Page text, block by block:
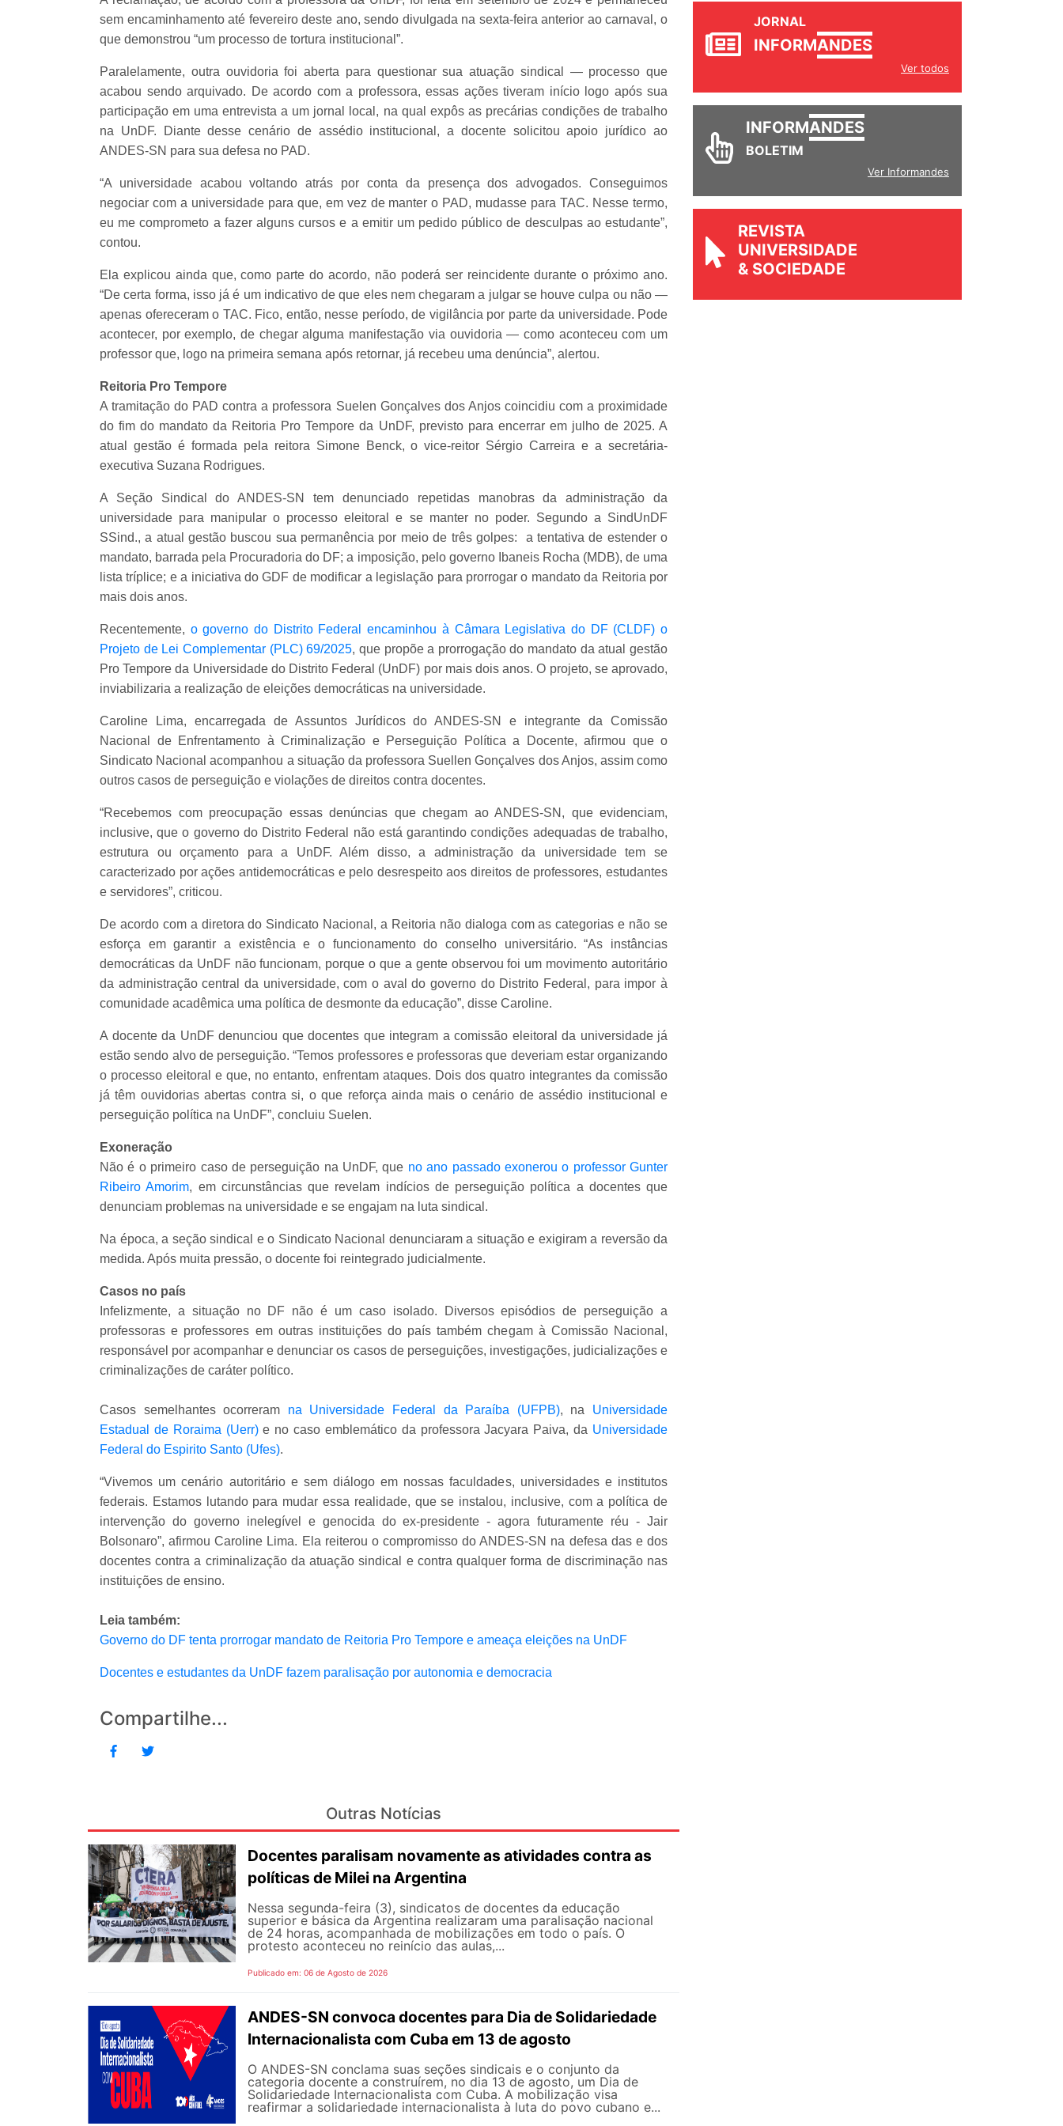
sem encaminhamento até fevereiro deste ano, sendo divulgada na sexta-feira anterior ao carnaval, o
que demonstrou “um processo de tortura institucional”.
Paralelamente, outra ouvidoria foi aberta para questionar sua atuação sindical — processo que
acabou sendo arquivado. De acordo com a professora, essas ações tiveram início logo após sua
participação em uma entrevista a um jornal local, na qual expôs as precárias condições de trabalho
na UnDF. Diante desse cenário de assédio institucional, a docente solicitou apoio jurídico ao
ANDES-SN para sua defesa no PAD.
“A universidade acabou voltando atrás por conta da presença dos advogados. Conseguimos
negociar com a universidade para que, em vez de manter o PAD, mudasse para TAC. Nesse termo,
eu me comprometo a fazer alguns cursos e a emitir um pedido público de desculpas ao estudante”,
contou.
Ela explicou ainda que, como parte do acordo, não poderá ser reincidente durante o próximo ano.
“De certa forma, isso já é um indicativo de que eles nem chegaram a julgar se houve culpa ou não —
apenas ofereceram o TAC. Fico, então, nesse período, de vigilância por parte da universidade. Pode
acontecer, por exemplo, de chegar alguma manifestação via ouvidoria — como aconteceu com um
professor que, logo na primeira semana após retornar, já recebeu uma denúncia”, alertou.
Reitoria Pro Tempore
A tramitação do PAD contra a professora Suelen Gonçalves dos Anjos coincidiu com a proximidade
do fim do mandato da Reitoria Pro Tempore da UnDF, previsto para encerrar em julho de 2025. A
atual gestão é formada pela reitora Simone Benck, o vice-reitor Sérgio Carreira e a secretária-
executiva Suzana Rodrigues.
A Seção Sindical do ANDES-SN tem denunciado repetidas manobras da administração da
universidade para manipular o processo eleitoral e se manter no poder. Segundo a SindUnDF
SSind., a atual gestão buscou sua permanência por meio de três golpes: a tentativa de estender o
mandato, barrada pela Procuradoria do DF; a imposição, pelo governo Ibaneis Rocha (MDB), de uma
lista tríplice; e a iniciativa do GDF de modificar a legislação para prorrogar o mandato da Reitoria por
mais dois anos.
Recentemente, o governo do Distrito Federal encaminhou à Câmara Legislativa do DF (CLDF) o
Projeto de Lei Complementar (PLC) 69/2025, que propõe a prorrogação do mandato da atual gestão
Pro Tempore da Universidade do Distrito Federal (UnDF) por mais dois anos. O projeto, se aprovado,
inviabilizaria a realização de eleições democráticas na universidade.
Caroline Lima, encarregada de Assuntos Jurídicos do ANDES-SN e integrante da Comissão
Nacional de Enfrentamento à Criminalização e Perseguição Política a Docente, afirmou que o
Sindicato Nacional acompanhou a situação da professora Suellen Gonçalves dos Anjos, assim como
outros casos de perseguição e violações de direitos contra docentes.
“Recebemos com preocupação essas denúncias que chegam ao ANDES-SN, que evidenciam,
inclusive, que o governo do Distrito Federal não está garantindo condições adequadas de trabalho,
estrutura ou orçamento para a UnDF. Além disso, a administração da universidade tem se
caracterizado por ações antidemocráticas e pelo desrespeito aos direitos de professores, estudantes
e servidores”, criticou.
De acordo com a diretora do Sindicato Nacional, a Reitoria não dialoga com as categorias e não se
esforça em garantir a existência e o funcionamento do conselho universitário. “As instâncias
democráticas da UnDF não funcionam, porque o que a gente observou foi um movimento autoritário
da administração central da universidade, com o aval do governo do Distrito Federal, para impor à
comunidade acadêmica uma política de desmonte da educação”, disse Caroline.
A docente da UnDF denunciou que docentes que integram a comissão eleitoral da universidade já
estão sendo alvo de perseguição. “Temos professores e professoras que deveriam estar organizando
o processo eleitoral e que, no entanto, enfrentam ataques. Dois dos quatro integrantes da comissão
já têm ouvidorias abertas contra si, o que reforça ainda mais o cenário de assédio institucional e
perseguição política na UnDF”, concluiu Suelen.
Exoneração
Não é o primeiro caso de perseguição na UnDF, que no ano passado exonerou o professor Gunter
Ribeiro Amorim, em circunstâncias que revelam indícios de perseguição política a docentes que
denunciam problemas na universidade e se engajam na luta sindical.
Na época, a seção sindical e o Sindicato Nacional denunciaram a situação e exigiram a reversão da
medida. Após muita pressão, o docente foi reintegrado judicialmente.
Casos no país
Infelizmente, a situação no DF não é um caso isolado. Diversos episódios de perseguição a
professoras e professores em outras instituições do país também chegam à Comissão Nacional,
responsável por acompanhar e denunciar os casos de perseguições, investigações, judicializações e
criminalizações de caráter político.
Casos semelhantes ocorreram na Universidade Federal da Paraíba (UFPB), na Universidade
Estadual de Roraima (Uerr)e no caso emblemático da professora Jacyara Paiva, da Universidade
Federal do Espirito Santo (Ufes).
“Vivemos um cenário autoritário e sem diálogo em nossas faculdades, universidades e institutos
federais. Estamos lutando para mudar essa realidade, que se instalou, inclusive, com a política de
intervenção do governo inelegível e genocida do ex-presidente - agora futuramente réu - Jair
Bolsonaro”, afirmou Caroline Lima. Ela reiterou o compromisso do ANDES-SN na defesa das e dos
docentes contra a criminalização da atuação sindical e contra qualquer forma de discriminação nas
instituições de ensino.
Leia também:
Governo do DF tenta prorrogar mandato de Reitoria Pro Tempore e ameaça eleições na UnDF
Docentes e estudantes da UnDF fazem paralisação por autonomia e democracia
Compartilhe...
Outras Notícias
Docentes paralisam novamente as atividades contra as
políticas de Milei na Argentina
Nessa segunda-feira (3), sindicatos de docentes da educação
superior e básica da Argentina realizaram uma paralisação nacional
de 24 horas, acompanhada de mobilizações em todo o país. O
protesto aconteceu no reinício das aulas,...
Publicado em: 06 de Agosto de 2026
ANDES-SN convoca docentes para Dia de Solidariedade
Internacionalista com Cuba em 13 de agosto
O ANDES-SN conclama suas seções sindicais e o conjunto da
categoria docente a construírem, no dia 13 de agosto, um Dia de
Solidariedade Internacionalista com Cuba. A mobilização visa
reafirmar a solidariedade internacionalista à luta do povo cubano e...
JORNAL
Ver todos
INFORM
Ver Informandes
REVISTA
UNIVERSIDADE